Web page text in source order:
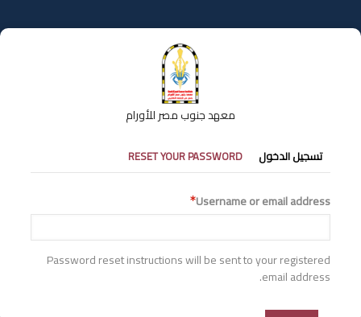
إلى
المحتوى
معهد جنوب مصر للأورام
التبويبات
الأساسية
تسجيل الدخول RESET YOUR PASSWORD
Username or email address
Password reset instructions will be sent to your registered
email address.